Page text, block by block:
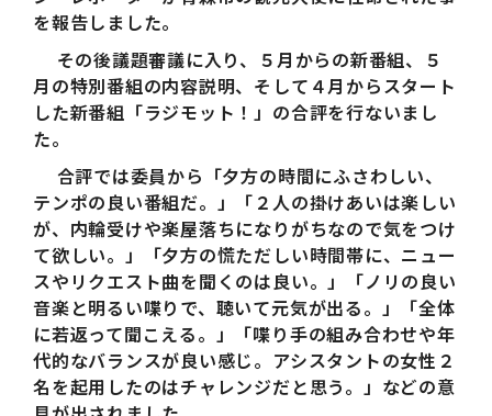
を報告しました。
その後議題審議に入り、５月からの新番組、５
月の特別番組の内容説明、そして４月からスタート
した新番組「ラジモット！」の合評を行ないまし
た。
合評では委員から「夕方の時間にふさわしい、
テンポの良い番組だ。」「２人の掛けあいは楽しい
が、内輪受けや楽屋落ちになりがちなので気をつけ
て欲しい。」「夕方の慌ただしい時間帯に、ニュー
スやリクエスト曲を聞くのは良い。」「ノリの良い
音楽と明るい喋りで、聴いて元気が出る。」「全体
に若返って聞こえる。」「喋り手の組み合わせや年
代的なバランスが良い感じ。アシスタントの女性２
名を起用したのはチャレンジだと思う。」などの意